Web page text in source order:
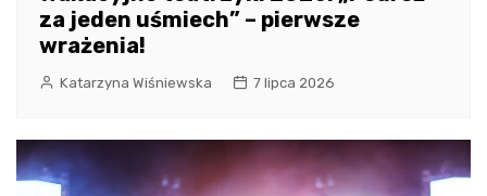
za jeden uśmiech” – pierwsze
wrażenia!
Katarzyna Wiśniewska 7 lipca 2026